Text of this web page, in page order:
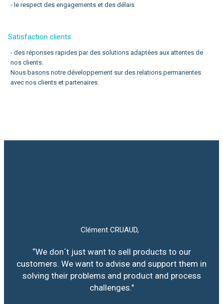
- le respect des engagements et des délais
Satisfaction clients
- des réponses rapides par des solutions adaptées aux attentes de
nos clients.
Nous basons notre développement sur des relations permanentes
avec nos clients et partenaires.
Clément CRUAUD,
“We don´t just want to sell products to our
customers. We want to advise and support them in
solving their problems and product and process
challenges."